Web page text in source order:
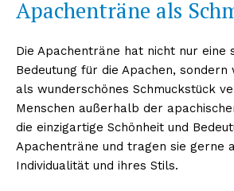
Apachenträne als
Die Apachenträne hat nicht nur eine
Bedeutung für die Apachen, sondern
als wunderschönes Schmuckstück
Menschen außerhalb der
die einzigartige Schönheit und
Apachenträne und tragen sie gerne
Individualität und ihres Stils.